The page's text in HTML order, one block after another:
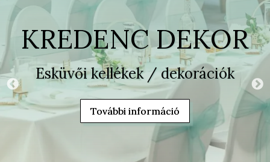
KREDENC DEKOR
Esküvői kellékek / dekorációk
További információ